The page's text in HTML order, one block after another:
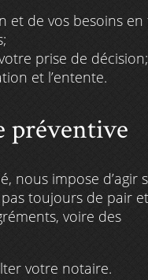
et de vos besoins en
prise de décision;
et l’entente.
préventive
nous impose d’agir
toujours de pair
voire des
votre notaire.